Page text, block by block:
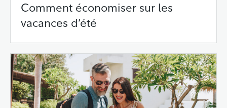
Comment économiser sur les
vacances d’été